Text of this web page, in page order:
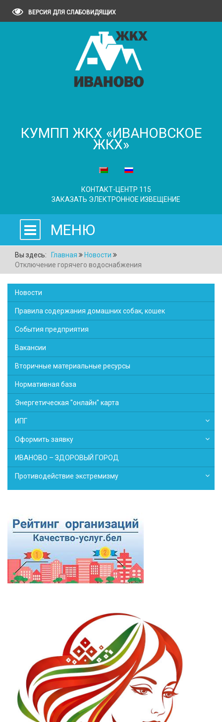
ВЕРСИЯ ДЛЯ СЛАБОВИДЯЩИХ
КУМПП ЖКХ «ИВАНОВСКОЕ
ЖКХ»
КОНТАКТ-ЦЕНТР 115
ЗАКАЗАТЬ ЭЛЕКТРОННОЕ ИЗВЕЩЕНИЕ
МЕНЮ
Вы здесь: Главная
Новости
Отключение горячего водоснабжения
Новости
Правила содержания домашних собак, кошек
События предприятия
Вакансии
Вторичные материальные ресурсы
Нормативная база
Энергетическая "онлайн" карта
ИПГ
Оформить заявку
ИВАНОВО – ЗДОРОВЫЙ ГОРОД
Противодействие экстремизму